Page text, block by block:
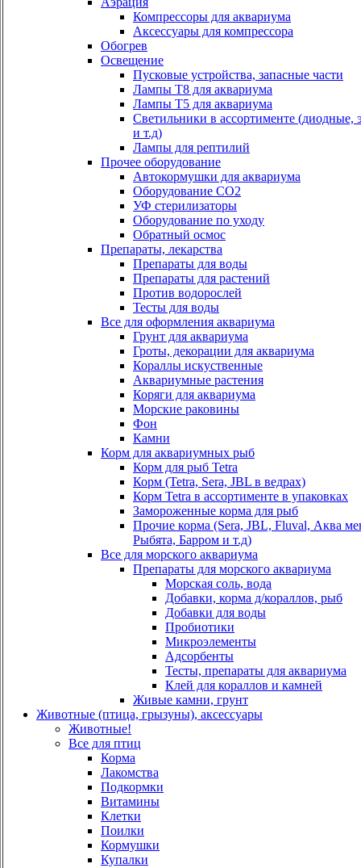
Компрессоры для аквариума
Аксессуары для компрессора
Обогрев
Освещение
Пусковые устройства, запасные части
Лампы Т8 для аквариума
Лампы Т5 для аквариума
Светильники в ассортименте (диодные,
и т.д)
Лампы для рептилий
Прочее оборудование
Автокормушки для аквариума
Оборудование СО2
УФ стерилизаторы
Оборудование по уходу
Обратный осмос
Препараты, лекарства
Препараты для воды
Препараты для растений
Против водорослей
Тесты для воды
Все для оформления аквариума
Грунт для аквариума
Гроты, декорации для аквариума
Кораллы искуственные
Аквариумные растения
Коряги для аквариума
Морские раковины
Фон
Камни
Корм для аквариумных рыб
Корм для рыб Tetra
Корм (Tetra, Sera, JBL в ведрах)
Корм Tetra в ассортименте в упаковках
Замороженные корма для рыб
Прочие корма (Sera, JBL, Fluval, Аква
Рыбята, Барром и т.д)
Все для морского аквариума
Препараты для морского аквариума
Морская соль, вода
Добавки, корма д/кораллов, рыб
Добавки для воды
Пробиотики
Микроэлементы
Адсорбенты
Тесты, препараты для аквариума
Клей для кораллов и камней
Живые камни, грунт
Животные (птица, грызуны), аксессуары
Животные!
Все для птиц
Корма
Лакомства
Подкормки
Витамины
Клетки
Поилки
Кормушки
Купалки